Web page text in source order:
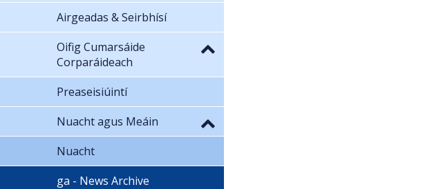
Airgeadas & Seirbhísí
Oifig Cumarsáide
Corparáideach
Preaseisiúintí
Nuacht agus Meáin
Nuacht
ga - News Archive